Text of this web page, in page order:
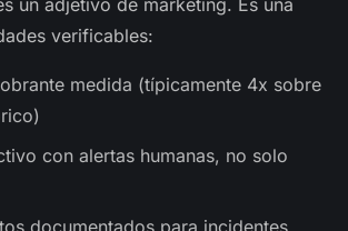
verificables:
medida (típicamente 4x sobre
con alertas humanas, no solo
documentados para incidentes